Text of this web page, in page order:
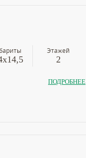
Этажей
2
ПОДРОБНЕЕ